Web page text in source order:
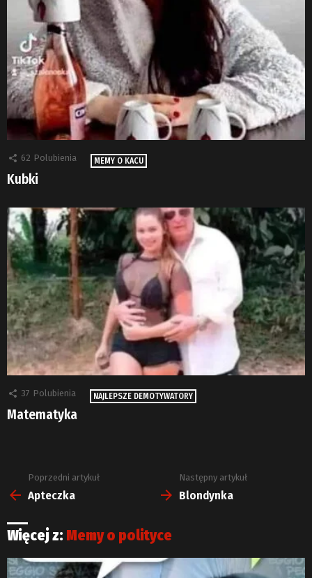
62 Polubienia MEMY O KACU
Kubki
37 Polubienia NAJLEPSZE DEMOTYWATORY
Matematyka
Zobacz
więcej
Poprzedni artykuł
Apteczka
Następny artykuł
Blondynka
Więcej z: Memy o polityce